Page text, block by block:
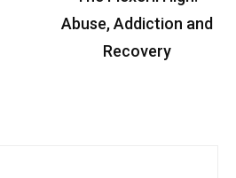
Abuse, Addiction and
Recovery